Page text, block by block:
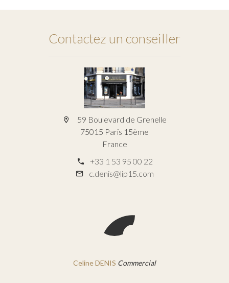
Contactez un conseiller
59 Boulevard de Grenelle
75015 Paris 15ème
France
+33 1 53 95 00 22
c.denis@lip15.com
Celine DENIS Commercial